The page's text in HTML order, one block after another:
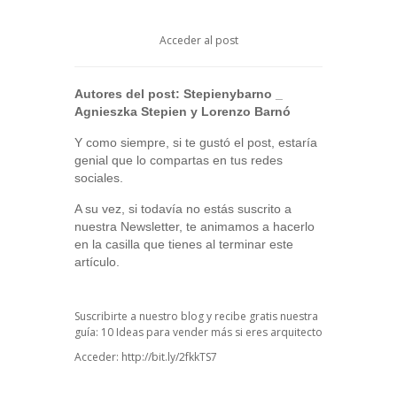
Acceder al post
Autores del post: Stepienybarno
Agnieszka Stepien y Lorenzo Barnó
Y como siempre, si te gustó el post, estaría
genial que lo compartas en tus redes
sociales.
A su vez, si todavía no estás suscrito a
nuestra Newsletter, te animamos a hacerlo
en la casilla que tienes al terminar este
artículo.
Suscribirte a nuestro blog y recibe gratis nuestra
guía: 10 Ideas para vender más si eres arquitecto
Acceder: http://bit.ly/2fkkTS7